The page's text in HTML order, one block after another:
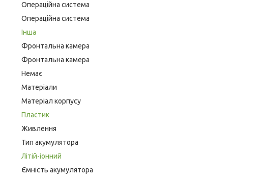
Операційна система
Операційна система
Інша
Фронтальна камера
Фронтальна камера
Немає
Матеріали
Матеріал корпусу
Пластик
Живлення
Тип акумулятора
Літій-іонний
Ємність акумулятора